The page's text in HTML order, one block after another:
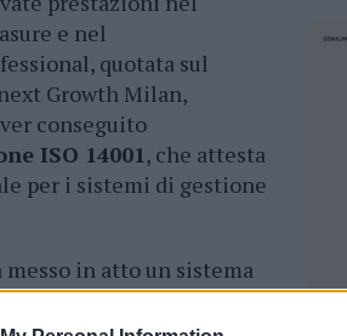
e nel
quotata sul
Growth Milan,
conseguito
ISO 14001, che attesta
per i sistemi di gestione
messo in atto un sistema
le proprie attività